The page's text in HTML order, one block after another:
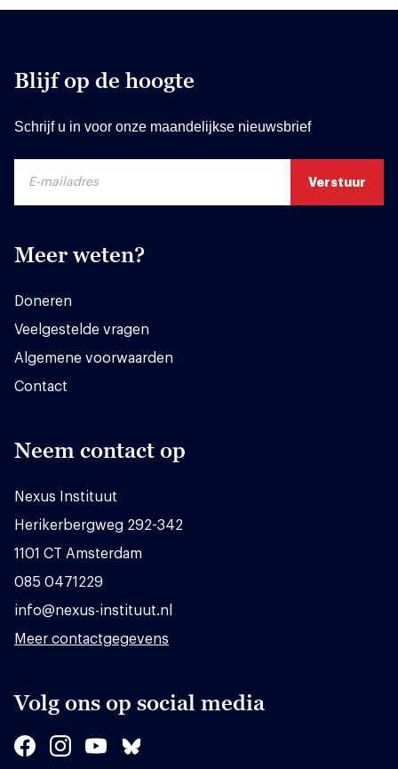
Blijf op de hoogte
Schrijf u in voor onze maandelijkse nieuwsbrief
Meer weten?
Doneren
Veelgestelde vragen
Algemene voorwaarden
Contact
Neem contact op
Nexus Instituut
Herikerbergweg 292-342
1101 CT Amsterdam
085 0471229
info@nexus-instituut.nl
Meer contactgegevens
Volg ons op social media